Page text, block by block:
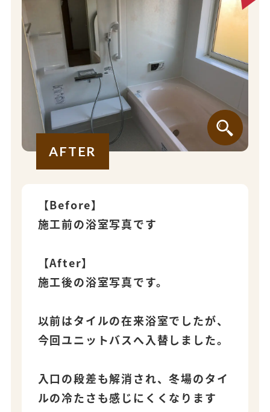
AFTER
【Before】
施工前の浴室写真です
【After】
施工後の浴室写真です。
以前はタイルの在来浴室でしたが、
今回ユニットバスへ入替しました。
入口の段差も解消され、冬場のタイ
ルの冷たさも感じにくくなります